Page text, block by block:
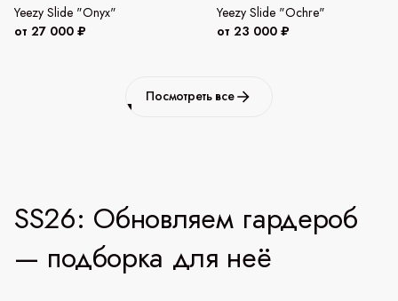
Yeezy Slide "Onyx"
от 27 000 ₽
Yeezy Slide "Ochre"
от 23 000 ₽
Посмотреть все
SS26: Обновляем гардероб
— подборка для неё